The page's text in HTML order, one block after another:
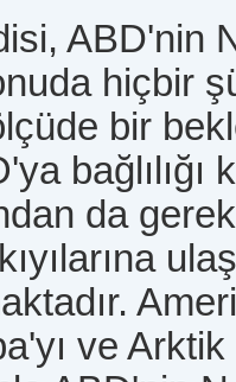
ABD'nin
hiçbir
bir
da
ve